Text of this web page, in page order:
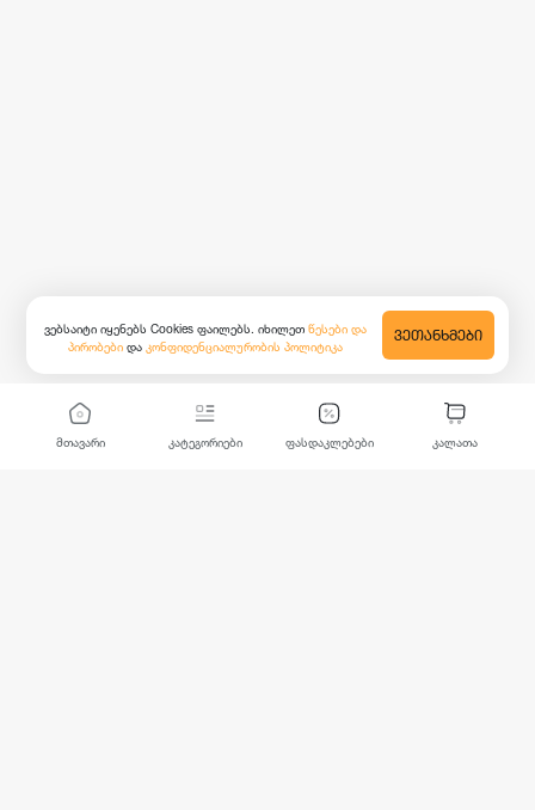
მთავარი კატეგორიები ფასდაკლებები კალათა
ვებსაიტი იყენებს Cookies ფაილებს. იხილეთ წესები და
პირობები და კონფიდენციალურობის პოლიტიკა
ᲕᲔᲗᲐᲜᲮᲛᲔᲑᲘ